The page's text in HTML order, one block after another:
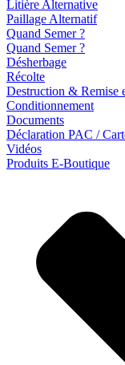
Litière Alternative
Paillage Alternatif
Quand Semer ?
Quand Semer ?
Désherbage
Récolte
Destruction & Remise
Conditionnement
Documents
Déclaration PAC /
Vidéos
Produits E-Boutique